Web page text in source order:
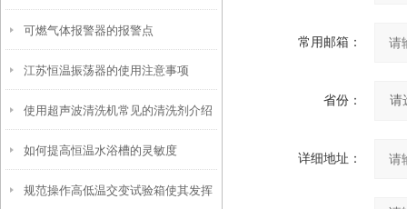
都知道吗？
可燃气体报警器的报警点
江苏恒温振荡器的使用注意事项
使用超声波清洗机常见的清洗剂介绍
如何提高恒温水浴槽的灵敏度
规范操作高低温交变试验箱使其发挥
常用邮箱：
省份：
详细地址：